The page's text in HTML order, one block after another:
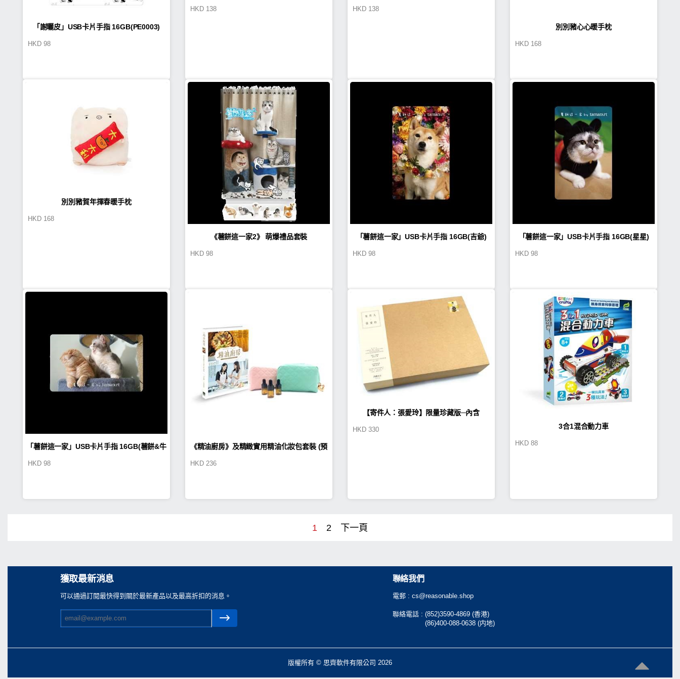
「謝曬皮」USB卡片手指 16GB(PE0003)
HKD 98
HKD 138 HKD 138
別別豬心心暖手枕
HKD 168
別別豬賀年揮春暖手枕
HKD 168
《薯餅這一家2》 萌爆禮品套裝
HKD 98
「薯餅這一家」USB卡片手指 16GB(吉爺)
HKD 98
「薯餅這一家」USB卡片手指 16GB(星星)
HKD 98
「薯餅這一家」USB卡片手指 16GB(薯餅&牛
HKD 98
《精油廚房》及精緻實用精油化妝包套裝 (預
HKD 236
【寄件人：張愛玲】限量珍藏版─內含
HKD 330 3合1混合動力車
HKD 88
1 2 下一頁
獲取最新消息
可以通過訂閲最快得到關於最新產品以及最高折扣的消息。
聯絡我們
電郵 : cs@reasonable.shop
聯絡電話 : (852)3590-4869 (香港)
(86)400-088-0638 (内地)
版權所有 © 思齊軟件有限公司 2026